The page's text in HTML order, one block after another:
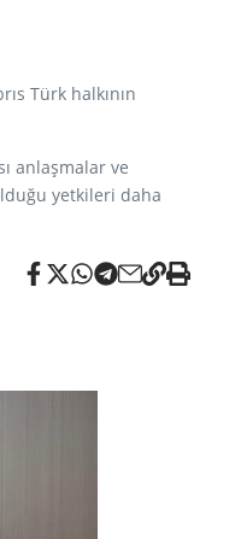
Türk halkının
anlaşmalar ve
yetkileri daha